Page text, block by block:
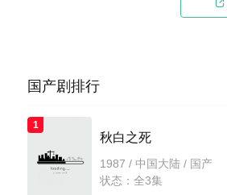

国产剧排行
1
秋白之死
1987 / 中国大陆 / 国产
状态：全3集